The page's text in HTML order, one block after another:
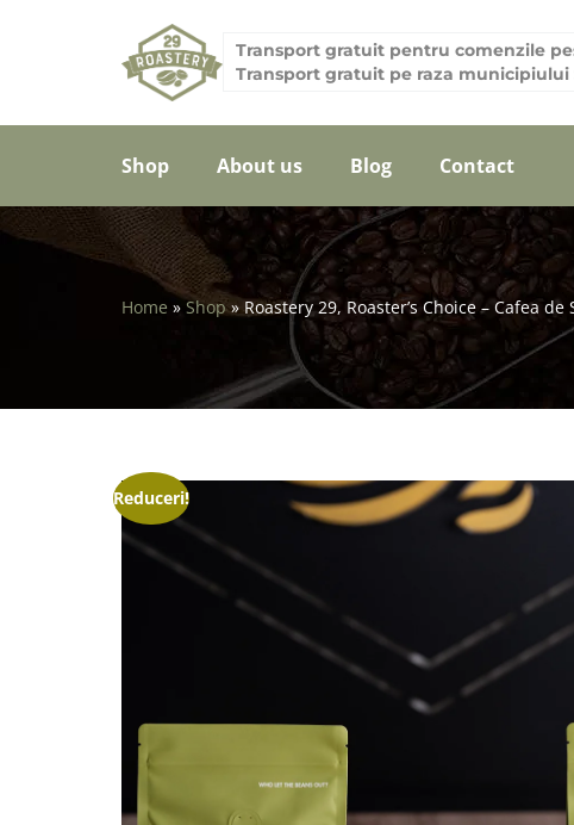
Transport gratuit pentru comenzile
Transport gratuit pe raza municipiului
Shop About us Blog Contact
Home »Shop»Roastery 29, Roaster’s Choice – Cafea
Reduceri!